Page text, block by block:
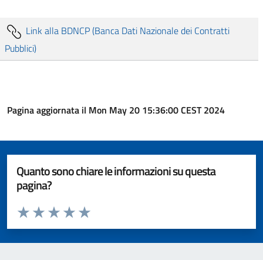
Link alla BDNCP (Banca Dati Nazionale dei Contratti
Pubblici)
Pagina aggiornata il Mon May 20 15:36:00 CEST 2024
Quanto sono chiare le informazioni su questa
pagina?
Valuta da 1 a 5 stelle la pagina
Valuta 5 stelle su 5
Valuta 4 stelle su 5
Valuta 3 stelle su 5
Valuta 2 stelle su 5
Valuta 1 stelle su 5